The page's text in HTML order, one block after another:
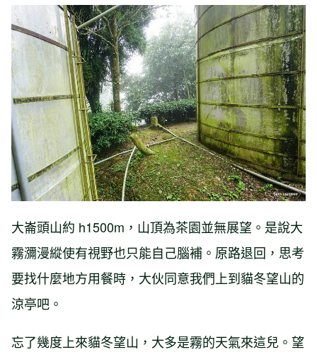
大崙頭山約 h1500m，山頂為茶園並無展望。是說大
霧瀰漫縱使有視野也只能自己腦補。原路退回，思考
要找什麼地方用餐時，大伙同意我們上到貓冬望山的
涼亭吧。
忘了幾度上來貓冬望山，大多是霧的天氣來這兒。望